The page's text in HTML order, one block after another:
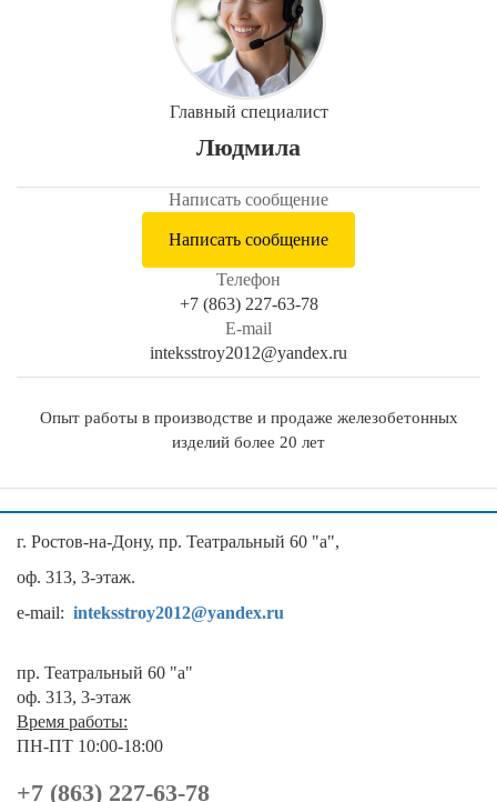
Главный специалист
Людмила
Написать сообщение
Написать сообщение
Телефон
+7 (863) 227-63-78
E-mail
inteksstroy2012@yandex.ru
Опыт работы в производстве и продаже железобетонных
изделий более 20 лет
г. Ростов-на-Дону, пр. Театральный 60 "а",
оф. 313, 3-этаж.
e-mail: inteksstroy2012@yandex.ru
пр. Театральный 60 "а"
оф. 313, 3-этаж
Время работы:
ПН-ПТ 10:00-18:00
+7 (863) 227-63-78